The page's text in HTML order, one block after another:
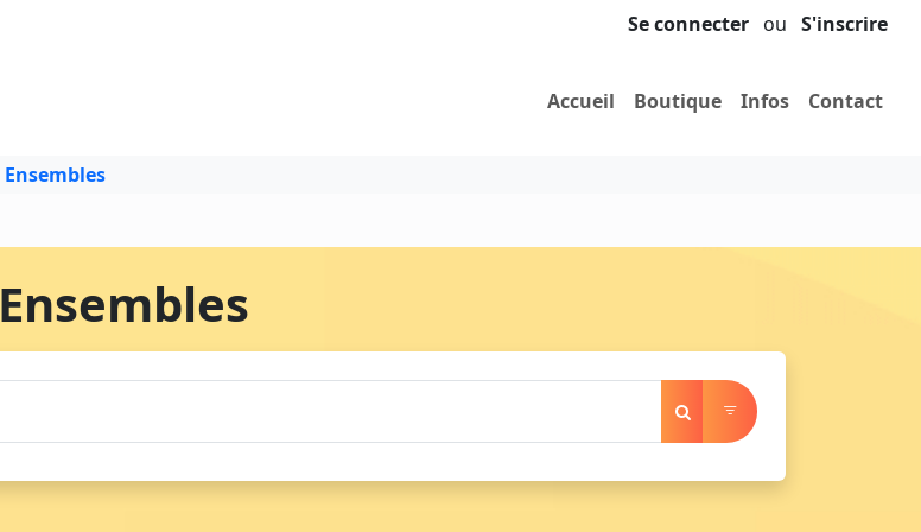
Se connecter ou S'inscrire
Accueil Boutique Infos Contact
Ensembles
Ensembles